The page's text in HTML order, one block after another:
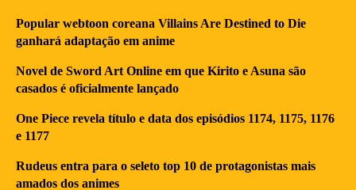
Popular webtoon coreana Villains Are Destined to Die
ganhará adaptação em anime
Novel de Sword Art Online em que Kirito e Asuna são
casados é oficialmente lançado
One Piece revela título e data dos episódios 1174, 1175, 1176
e 1177
Rudeus entra para o seleto top 10 de protagonistas mais
amados dos animes